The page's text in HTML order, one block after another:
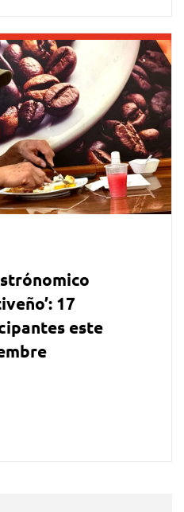
17
este